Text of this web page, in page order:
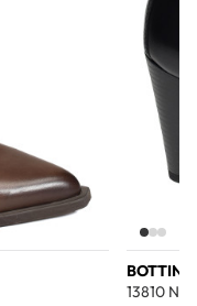
13810 Noir